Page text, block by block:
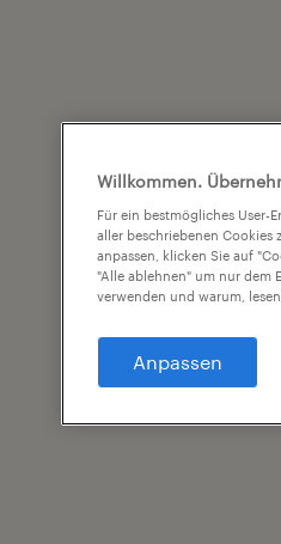
Willkommen.
Für ein bestmögliches User-
aller beschriebenen Cookies
anpassen, klicken Sie auf
"Alle ablehnen" um nur dem
verwenden und warum,
Anpassen